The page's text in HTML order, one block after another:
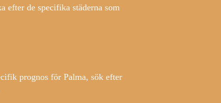
efter de specifika städerna som
prognos för Palma, sök efter